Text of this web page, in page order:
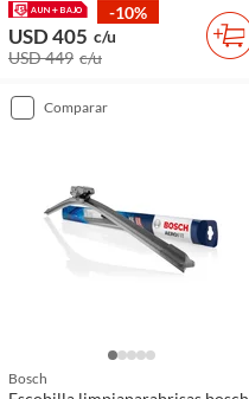
-10%
USD 405 c/u
USD 449 c/u
comparar
Bosch